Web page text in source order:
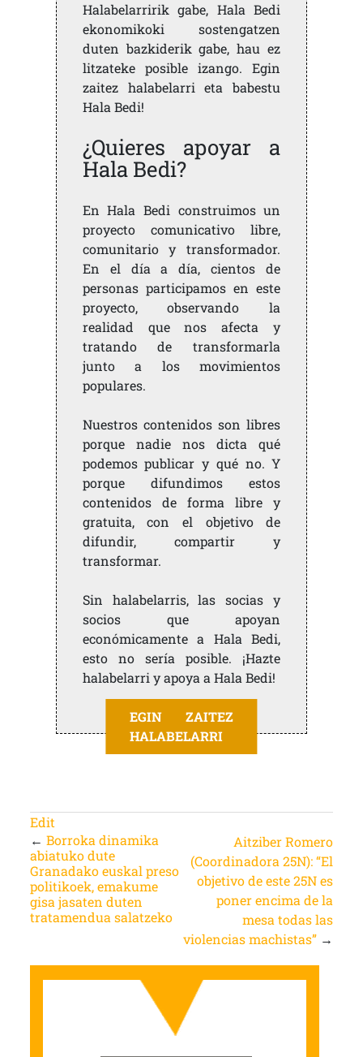
Halabelarririk gabe, Hala Bedi
ekonomikoki sostengatzen
duten bazkiderik gabe, hau ez
litzateke posible izango. Egin
zaitez halabelarri eta babestu
Hala Bedi!
¿Quieres apoyar a
Hala Bedi?
En Hala Bedi construimos un
proyecto comunicativo libre,
comunitario y transformador.
En el día a día, cientos de
personas participamos en este
proyecto, observando la
realidad que nos afecta y
tratando de transformarla
junto a los movimientos
populares.
Nuestros contenidos son libres
porque nadie nos dicta qué
podemos publicar y qué no. Y
porque difundimos estos
contenidos de forma libre y
gratuita, con el objetivo de
difundir, compartir y
transformar.
Sin halabelarris, las socias y
socios que apoyan
económicamente a Hala Bedi,
esto no sería posible. ¡Hazte
halabelarri y apoya a Hala Bedi!
EGIN ZAITEZ
HALABELARRI
Edit
← Borroka dinamika
abiatuko dute
Granadako euskal preso
politikoek, emakume
gisa jasaten duten
tratamendua salatzeko
Aitziber Romero
(Coordinadora 25N): “El
objetivo de este 25N es
poner encima de la
mesa todas las
violencias machistas” →